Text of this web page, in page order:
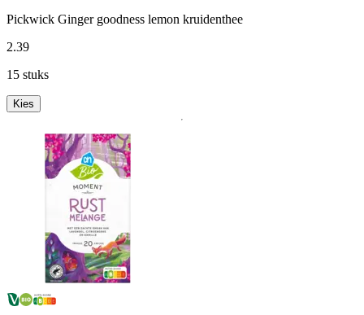
Pickwick Ginger goodness lemon kruidenthee
2.39
15 stuks
Kies